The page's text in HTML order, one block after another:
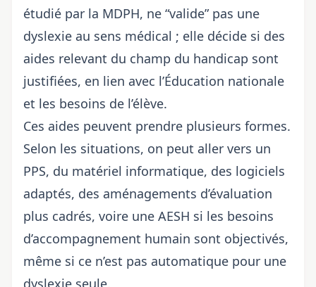
étudié par la MDPH, ne “valide” pas une
dyslexie au sens médical ; elle décide si des
aides relevant du champ du handicap sont
justifiées, en lien avec l’Éducation nationale
et les besoins de l’élève.
Ces aides peuvent prendre plusieurs formes.
Selon les situations, on peut aller vers un
PPS, du matériel informatique, des logiciels
adaptés, des aménagements d’évaluation
plus cadrés, voire une AESH si les besoins
d’accompagnement humain sont objectivés,
même si ce n’est pas automatique pour une
dyslexie seule.